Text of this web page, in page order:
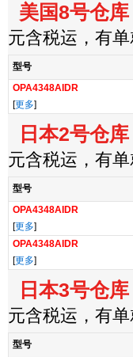
美国8号仓库
元含税运，有
型号
OPA4348AIDR
[更多]
日本2号仓库
元含税运，有
型号
OPA4348AIDR
[更多]
OPA4348AIDR
[更多]
日本3号仓库
元含税运，有
型号